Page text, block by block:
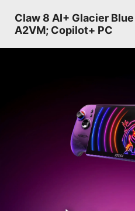
Claw 8 AI+ Glacier
A2VM; Copilot+ PC